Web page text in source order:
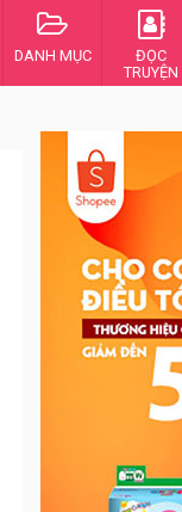
DANH MỤC
ĐỌC
TRUYỆN